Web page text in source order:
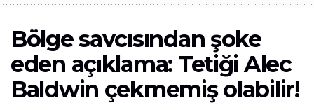
Bölge savcısından şoke
eden açıklama: Tetiği Alec
Baldwin çekmemiş olabilir!